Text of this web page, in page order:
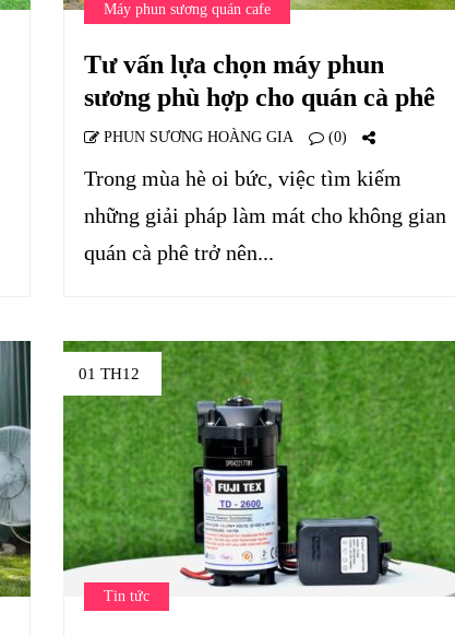
Máy phun sương quán cafe
Tư vấn lựa chọn máy phun
sương phù hợp cho quán cà phê
PHUN SƯƠNG HOÀNG GIA (0)
Trong mùa hè oi bức, việc tìm kiếm
những giải pháp làm mát cho không gian
quán cà phê trở nên...
01 TH12
Tin tức